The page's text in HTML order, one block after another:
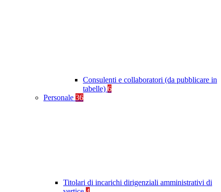
Consulenti e collaboratori (da pubblicare in
tabelle) 6
Personale 36
Titolari di incarichi dirigenziali amministrativi di